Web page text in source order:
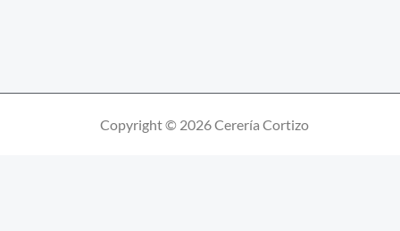
Copyright © 2026 Cerería Cortizo